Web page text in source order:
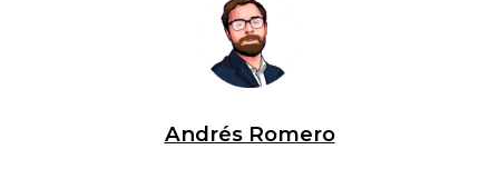
Andrés Romero